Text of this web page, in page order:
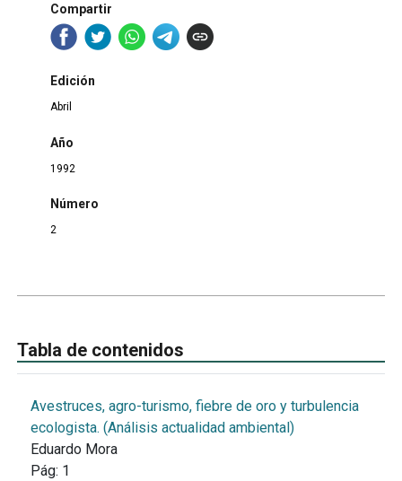
Compartir
Edición
Abril
Año
1992
Número
2
Tabla de contenidos
Avestruces, agro-turismo, fiebre de oro y turbulencia
ecologista. (Análisis actualidad ambiental)
Eduardo Mora
Pág: 1